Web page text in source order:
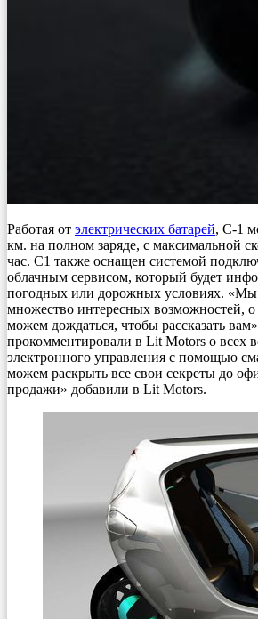
Работая от электрических батарей, C-1
км. на полном заряде, с максимальной
час. C1 также оснащен системой
облачным сервисом, который будет
погодных или дорожных условиях. «Мы
множество интересных возможностей,
можем дождаться, чтобы рассказать
прокомментировали в Lit Motors о всех
электронного управления с помощью
можем раскрыть все свои секреты до
продажи» добавили в Lit Motors.